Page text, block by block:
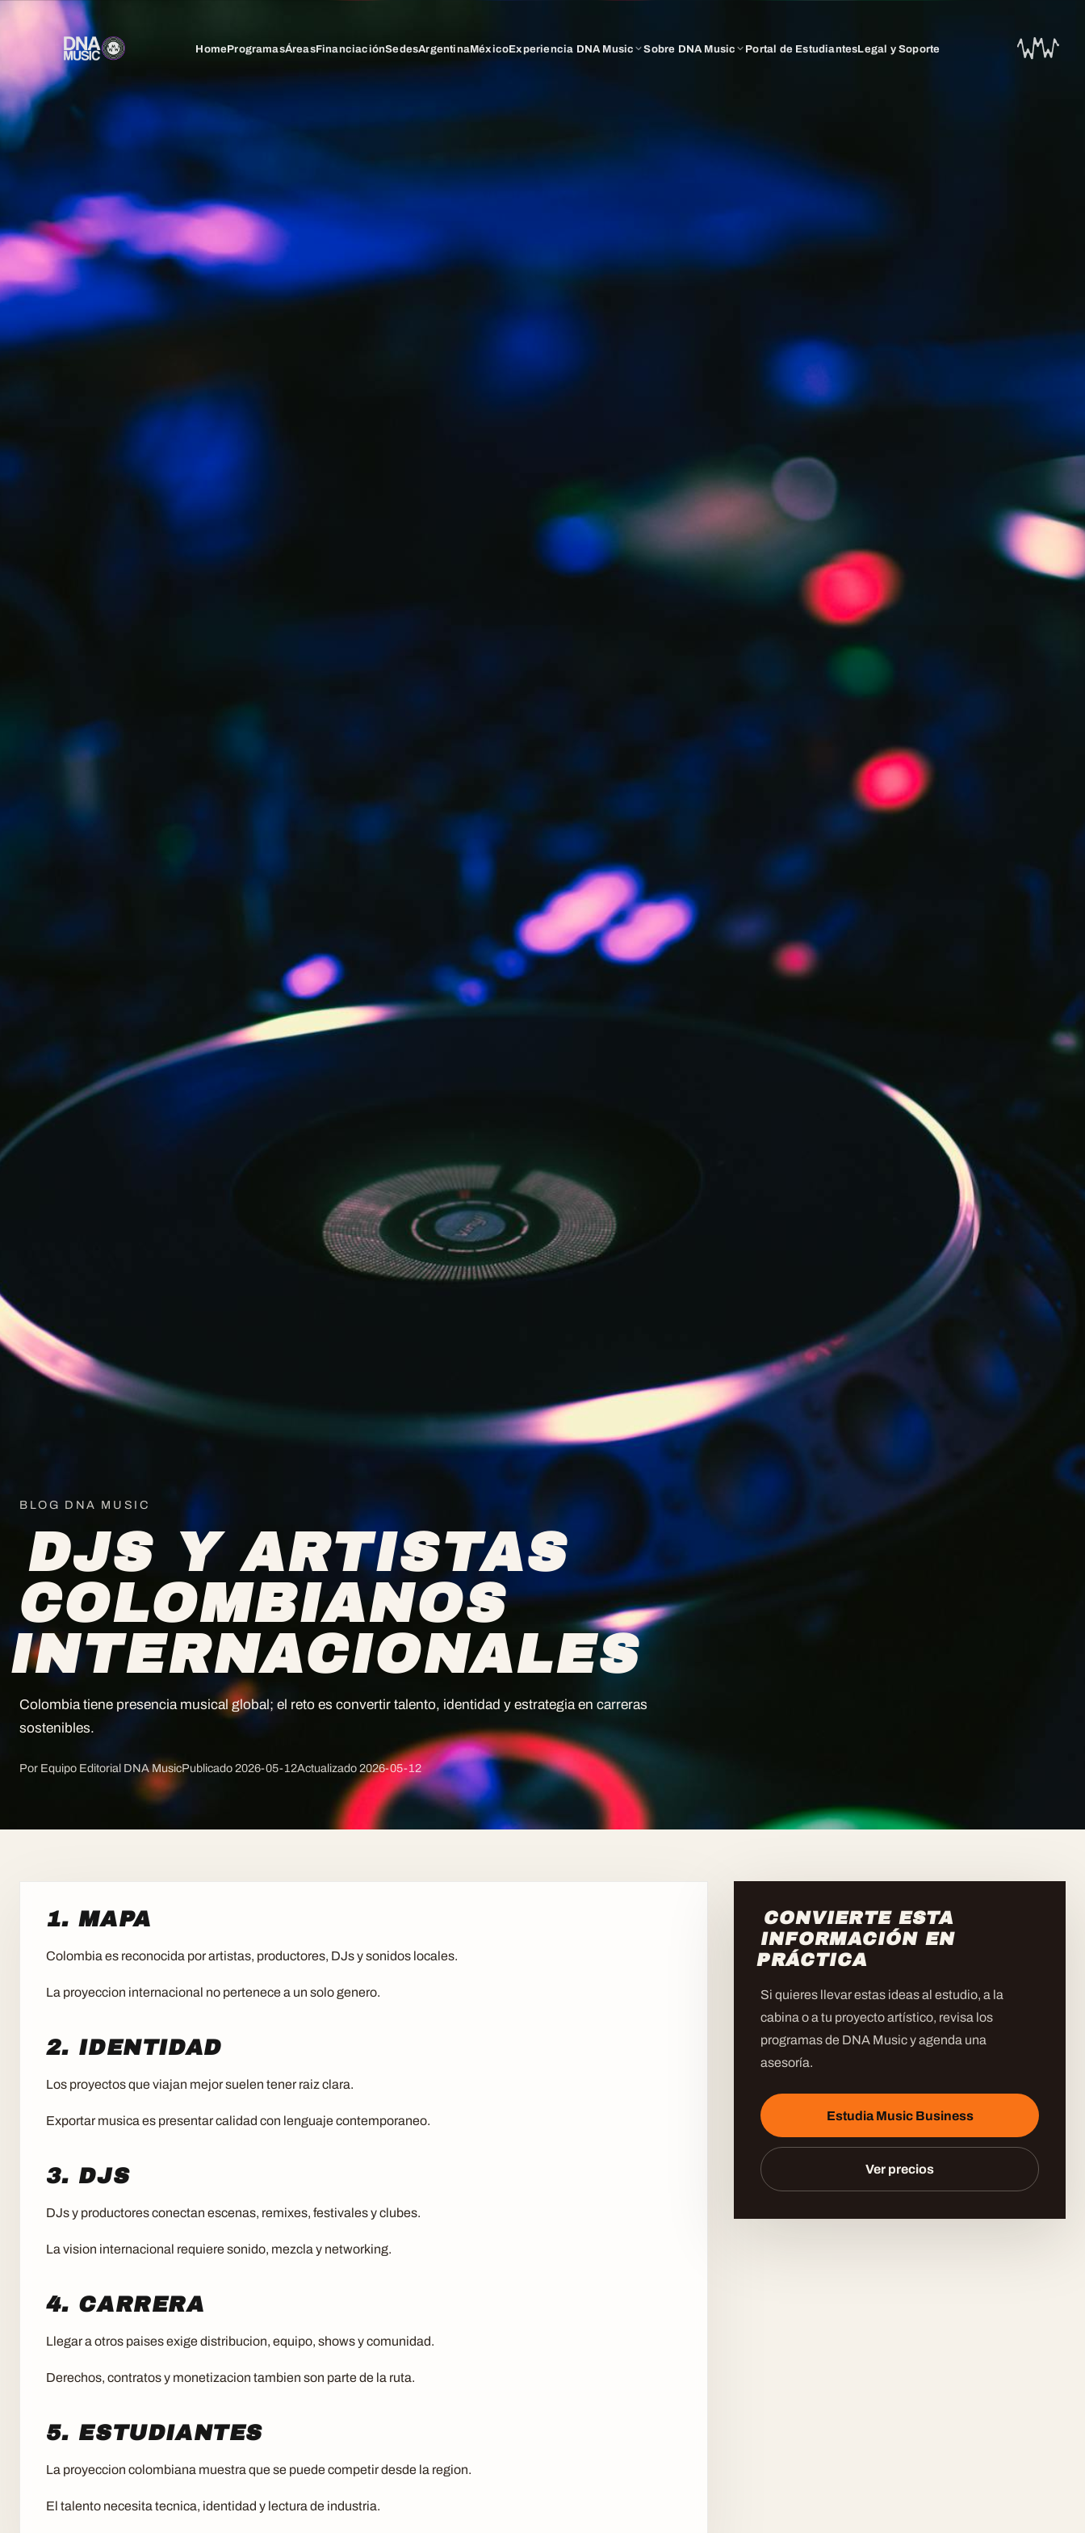
HomeProgramasÁreasFinanciaciónSedesArgentinaMéxicoExperiencia DNA Music Sobre DNA Music Portal de EstudiantesLegal y Soporte
BLOG DNA MUSIC
DJS Y ARTISTAS
COLOMBIANOS
INTERNACIONALES
Colombia tiene presencia musical global; el reto es convertir talento, identidad y estrategia en carreras
sostenibles.
Por Equipo Editorial DNA MusicPublicado2026-05-12Actualizado2026-05-12
1. MAPA
Colombia es reconocida por artistas, productores, DJs y sonidos locales.
La proyeccion internacional no pertenece a un solo genero.
2. IDENTIDAD
Los proyectos que viajan mejor suelen tener raiz clara.
Exportar musica es presentar calidad con lenguaje contemporaneo.
3. DJS
DJs y productores conectan escenas, remixes, festivales y clubes.
La vision internacional requiere sonido, mezcla y networking.
4. CARRERA
Llegar a otros paises exige distribucion, equipo, shows y comunidad.
Derechos, contratos y monetizacion tambien son parte de la ruta.
5. ESTUDIANTES
La proyeccion colombiana muestra que se puede competir desde la region.
El talento necesita tecnica, identidad y lectura de industria.
CONVIERTE ESTA
INFORMACIÓN EN
PRÁCTICA
Si quieres llevar estas ideas al estudio, a la
cabina o a tu proyecto artístico, revisa los
programas de DNA Music y agenda una
asesoría.
Estudia Music Business
Ver precios